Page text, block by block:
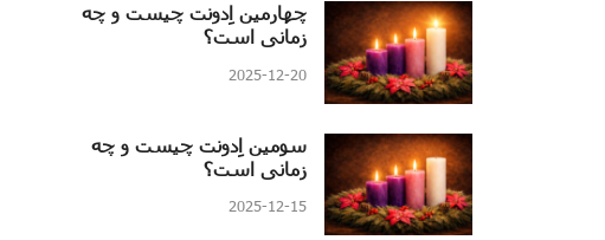
چهارمین اِدونت چیست و چه
زمانی است؟
2025-12-20
سومین اِدونت چیست و چه
زمانی است؟
2025-12-15